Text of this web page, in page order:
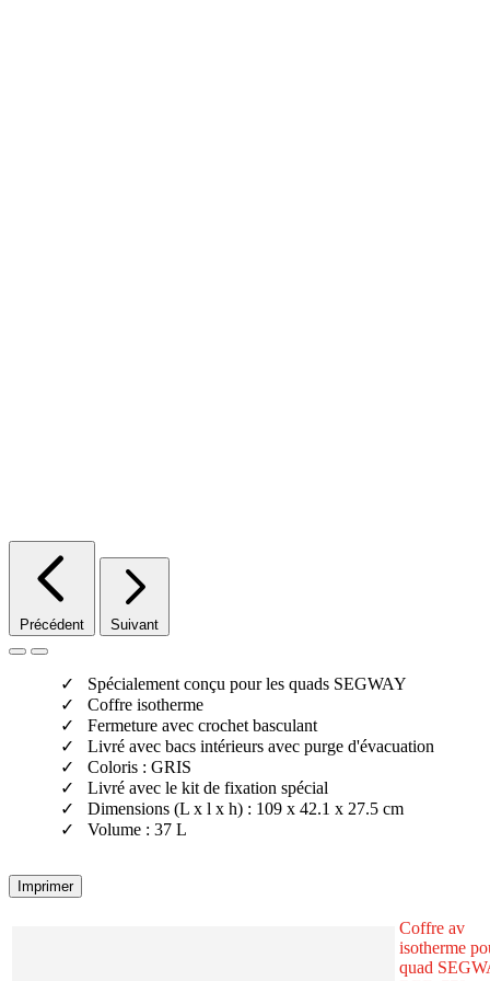
Précédent Suivant
Spécialement conçu pour les quads SEGWAY
Coffre isotherme
Fermeture avec crochet basculant
Livré avec bacs intérieurs avec purge d'évacuation
Coloris : GRIS
Livré avec le kit de fixation spécial
Dimensions (L x l x h) : 109 x 42.1 x 27.5 cm
Volume : 37 L
Imprimer
Coffre av
isotherme
quad